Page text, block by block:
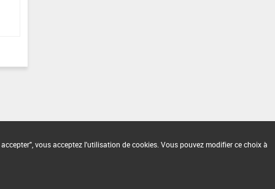
vous acceptez l'utilisation de cookies. Vous pouvez modifier ce choix à